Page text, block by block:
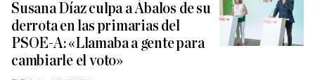
Susana Díaz culpa a Ábalos de su
derrota en las primarias del
PSOE-A: «Llamaba a gente para
cambiarle el voto»